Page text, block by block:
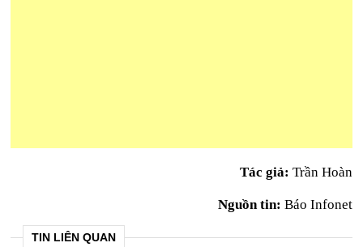
Tác giả: Trần Hoàn
Nguồn tin: Báo Infonet
TIN LIÊN QUAN